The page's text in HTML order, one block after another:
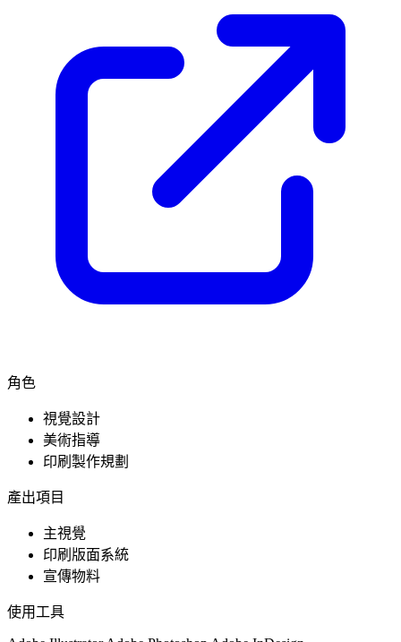
角色
視覺設計
美術指導
印刷製作規劃
產出項目
主視覺
印刷版面系統
宣傳物料
使用工具